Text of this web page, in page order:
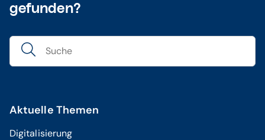
gefunden?
Aktuelle Themen
Digitalisierung